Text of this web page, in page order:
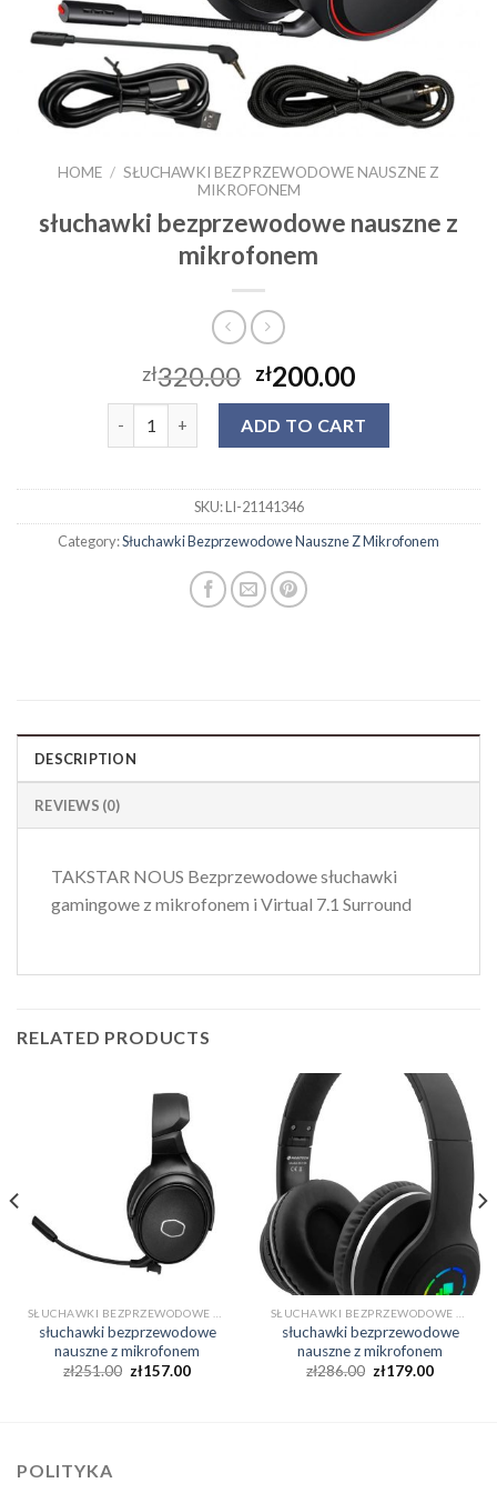
HOME / SŁUCHAWKI BEZPRZEWODOWE NAUSZNE Z
MIKROFONEM
słuchawki bezprzewodowe nauszne z
mikrofonem
zł320.00 zł200.00
ADD TO CART
SKU:LI-21141346
Category:Słuchawki Bezprzewodowe Nauszne Z Mikrofonem
DESCRIPTION
REVIEWS (0)
TAKSTAR NOUS Bezprzewodowe słuchawki
gamingowe z mikrofonem i Virtual 7.1 Surround
RELATED PRODUCTS
słuchawki bezprzewodowe
nauszne z mikrofonem
zł251.00 zł157.00
słuchawki bezprzewodowe
nauszne z mikrofonem
zł286.00 zł179.00
POLITYKA